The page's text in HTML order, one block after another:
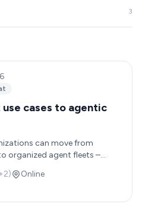
3
cases to agentic
can move from
organized agent fleets –
through the agent fleet
Prod & Tech, Sales,
Online